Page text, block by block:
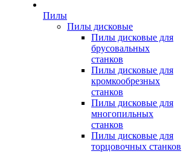
Пилы
Пилы дисковые
Пилы дисковые для
брусовальных
станков
Пилы дисковые для
кромкообрезных
станков
Пилы дисковые для
многопильных
станков
Пилы дисковые для
торцовочных станков